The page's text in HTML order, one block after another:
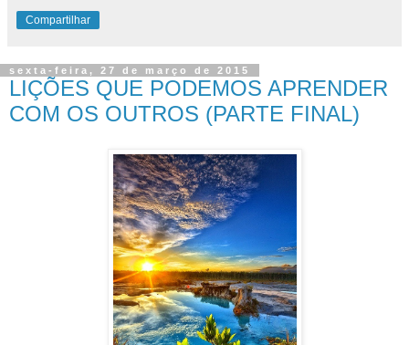
Compartilhar
sexta-feira, 27 de março de 2015
LIÇÕES QUE PODEMOS APRENDER
COM OS OUTROS (PARTE FINAL)